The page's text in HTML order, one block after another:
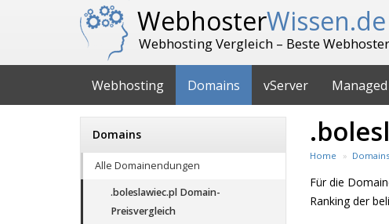
WebhosterWissen.de
Webhosting Vergleich – Beste
Webhosting Domains vServer
Home Domains
Für die
Ranking der
Domains
Alle Domainendungen
.boleslawiec.pl Domain-
Preisvergleich